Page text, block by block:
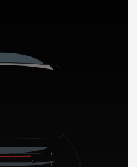
AUTO en Gambie